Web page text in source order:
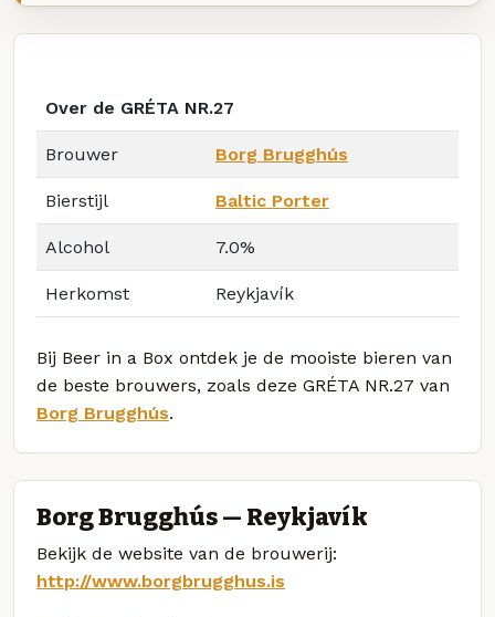
Over de GRÉTA NR.27
Brouwer Borg Brugghús
Bierstijl Baltic Porter
Alcohol 7.0%
Herkomst Reykjavík
Bij Beer in a Box ontdek je de mooiste bieren van
de beste brouwers, zoals deze GRÉTA NR.27 van
Borg Brugghús.
Borg Brugghús — Reykjavík
Bekijk de website van de brouwerij:
http://www.borgbrugghus.is